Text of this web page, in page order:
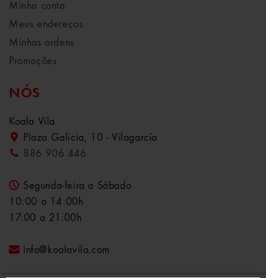
Minha conta
Meus endereços
Minhas ordens
Promoções
NÓS
Koala Vila
Plaza Galicia, 10 - Vilagarcía
886 906 446
Segunda-feira a Sábado
10:00 a 14:00h
17:00 a 21:00h
info@koalavila.com